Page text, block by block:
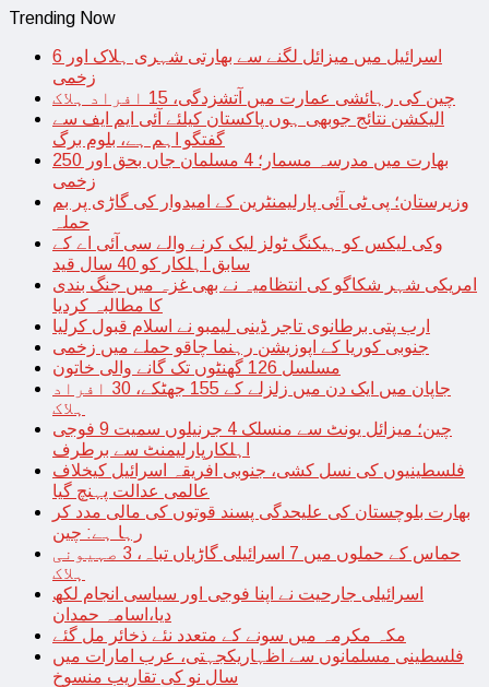
Trending Now
اسرائیل میں میزائل لگنے سے بھارتی شہری ہلاک اور 6
زخمی
چین کی رہائشی عمارت میں آتشزدگی، 15 افراد ہلاک
الیکشن نتائج جوبھی ہوں پاکستان کیلئے آئی ایم ایف سے
گفتگو اہم ہے، بلوم برگ
بھارت میں مدرسہ مسمار؛ 4 مسلمان جاں بحق اور 250
زخمی
وزیرستان؛ پی ٹی آئی پارلیمنٹرین کے امیدوار کی گاڑی پر بم
حملہ
وکی لیکس کو ہیکنگ ٹولز لیک کرنے والے سی آئی اے کے
سابق اہلکار کو 40 سال قید
امریکی شہر شکاگو کی انتظامیہ نے بھی غزہ میں جنگ بندی
کا مطالبہ کردیا
ارب پتی برطانوی تاجر ڈینی لیمبو نے اسلام قبول کرلیا
جنوبی کوریا کے اپوزیشن رہنما چاقو حملے میں زخمی
مسلسل 126 گھنٹوں تک گانے والی خاتون
جاپان میں ایک دن میں زلزلے کے 155 جھٹکے، 30 افراد
ہلاک
چین؛ میزائل یونٹ سے منسلک 4 جرنیلوں سمیت 9 فوجی
اہلکارپارلیمنٹ سے برطرف
فلسطینیوں کی نسل کشی، جنوبی افریقہ اسرائیل کیخلاف
عالمی عدالت پہنچ گیا
بھارت بلوچستان کی علیحدگی پسند قوتوں کی مالی مدد کر
رہا ہے: چین
حماس کے حملوں میں 7 اسرائیلی گاڑیاں تباہ، 3 صہیونی
ہلاک
اسرائیلی جارحیت نے اپنا فوجی اور سیاسی انجام لکھ
دیا،اسامہ حمدان
مکہ مکرمہ میں سونے کے متعدد نئے ذخائر مل گئے
فلسطینی مسلمانوں سے اظہاریکجہتی، عرب امارات میں
سال نو کی تقاریب منسوخ